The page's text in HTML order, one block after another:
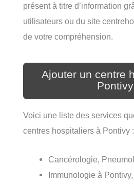
présent à titre d’information
utilisateurs ou du site
de votre compréhension.
Ajouter un centre
Pontivy
Voici une liste des services
centres hospitaliers à Pontivy :
Cancérologie,
Immunologie à Pontivy,